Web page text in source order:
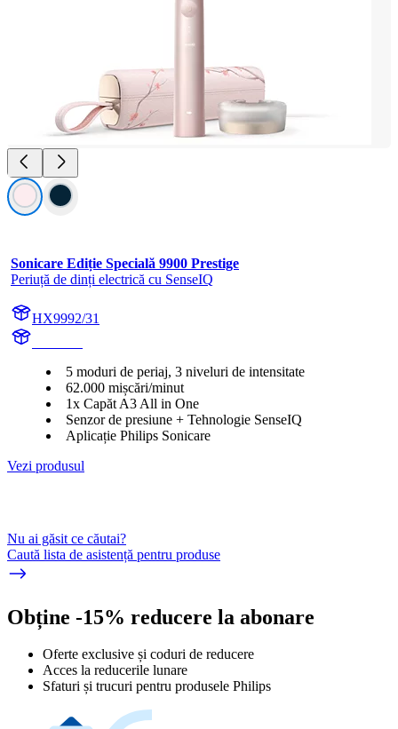
Sonicare Ediție Specială 9900 Prestige
Periuță de dinți electrică cu SenseIQ
HX9992/31
5 moduri de periaj, 3 niveluri de intensitate
62.000 mișcări/minut
1x Capăt A3 All in One
Senzor de presiune + Tehnologie SenseIQ
Aplicație Philips Sonicare
Vezi produsul
Nu ai găsit ce căutai?
Caută lista de asistență pentru produse
Obține -15% reducere la abonare
Oferte exclusive și coduri de reducere
Acces la reducerile lunare
Sfaturi și trucuri pentru produsele Philips